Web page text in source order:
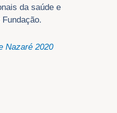
da saúde e
Nazaré 2020